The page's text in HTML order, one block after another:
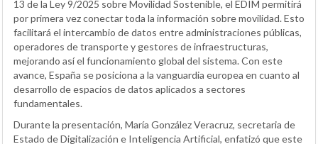
13 de la Ley 9/2025 sobre Movilidad Sostenible, el EDIM permitirá
por primera vez conectar toda la información sobre movilidad. Esto
facilitará el intercambio de datos entre administraciones públicas,
operadores de transporte y gestores de infraestructuras,
mejorando así el funcionamiento global del sistema. Con este
avance, España se posiciona a la vanguardia europea en cuanto al
desarrollo de espacios de datos aplicados a sectores
fundamentales.
Durante la presentación, María González Veracruz, secretaria de
Estado de Digitalización e Inteligencia Artificial, enfatizó que este